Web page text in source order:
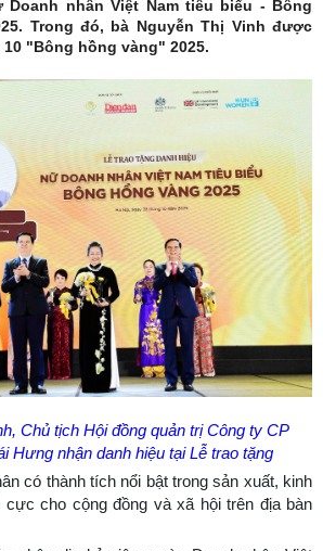
Doanh nhân Việt Nam tiêu biểu - Bông
Trong đó, bà Nguyễn Thị Vinh được
"Bông hồng vàng" 2025.
Chủ tịch Hội đồng quản trị Công ty CP
Hưng nhận danh hiệu tại Lễ trao tặng
có thành tích nổi bật trong sản xuất, kinh
cực cho cộng đồng và xã hội trên địa bàn